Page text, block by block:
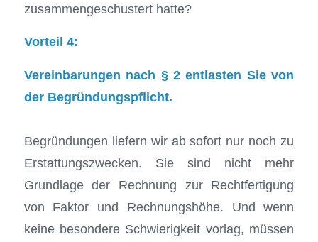
zusammengeschustert hatte?
Vorteil 4:
Vereinbarungen nach § 2 entlasten Sie von
der Begründungspflicht.
Begründungen liefern wir ab sofort nur noch zu
Erstattungszwecken. Sie sind nicht mehr
Grundlage der Rechnung zur Rechtfertigung
von Faktor und Rechnungshöhe. Und wenn
keine besondere Schwierigkeit vorlag, müssen